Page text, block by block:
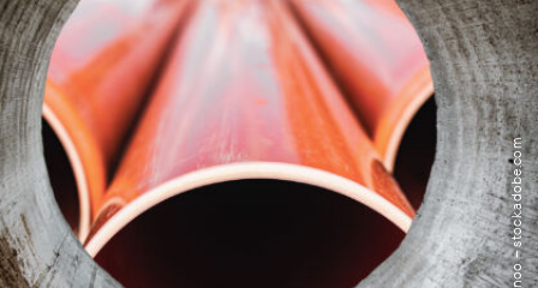
Bild: Anoo – stock.adobe.com